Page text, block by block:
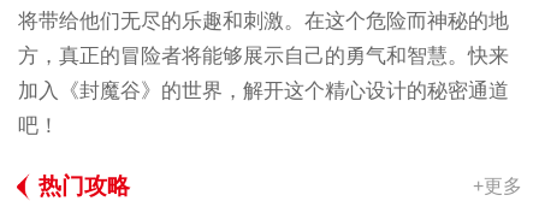
将带给他们无尽的乐趣和刺激。在这个危险而神秘的地
方，真正的冒险者将能够展示自己的勇气和智慧。快来
加入《封魔谷》的世界，解开这个精心设计的秘密通道
吧！
热门攻略 +更多